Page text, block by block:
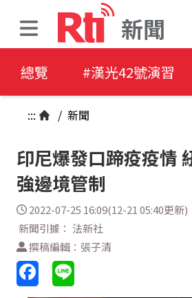
新聞
總覽 #漢光42號演習
::: / 新聞
印尼爆發口蹄疫疫情
強邊境管制
2022-07-25 16:09(12-21 05:40更新)
新聞引據： 法新社
撰稿編輯：張子清